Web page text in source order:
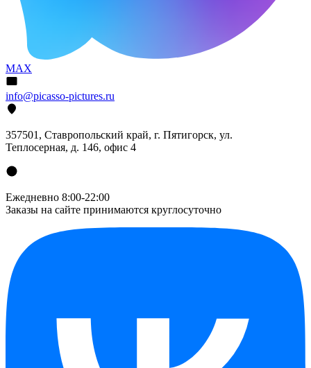
MAX
info@picasso-pictures.ru
357501, Ставропольский край, г. Пятигорск, ул.
Теплосерная, д. 146, офис 4
Ежедневно 8:00-22:00
Заказы на сайте принимаются круглосуточно